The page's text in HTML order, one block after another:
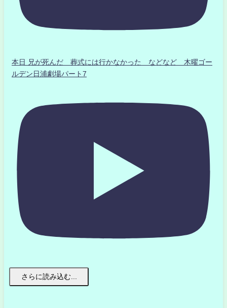
本日 兄が死んだ 葬式には行かなかった などなど 木曜ゴー
ルデン日浦劇場パート7
さらに読み込む...